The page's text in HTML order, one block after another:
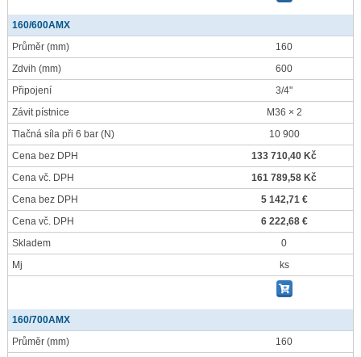
160/600AMX
Průměr (mm)
160
Zdvih (mm)
600
Připojení
3/4"
Závit pístnice
M36 × 2
Tlačná síla při 6 bar (N)
10 900
Cena bez DPH
133 710,40 Kč
Cena vč. DPH
161 789,58 Kč
Cena bez DPH
5 142,71 €
Cena vč. DPH
6 222,68 €
Skladem
0
Mj
ks
160/700AMX
Průměr (mm)
160